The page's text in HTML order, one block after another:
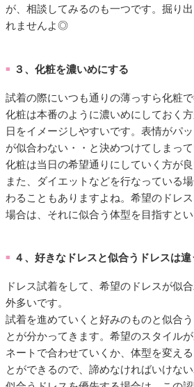
が、相談してみるのも一つです。掘り
れませんよ◎
■ ３、化粧を濃いめにする
試着の際にいつも通りの薄っすら化粧
化粧は本番のように濃いめにしておく
日をイメージしやすいです。表情がパ
が似合わない・・と決めつけてしまって
化粧は当日の希望通りにしていく方が良
また、ダイエットなどを行なっている
わることもありますよね。希望のドレ
場合は、それに似合う体型を目指すとい
■ ４、好きなドレスと似合うドレスは
ドレス試着をして、希望のドレスが似
外多いです。
試着を進めていくと好みのものと似合
とが分かってきます。希望のスタイル
ネートで合わせていくか、体型を変え
とができるので、諦めなければいけな